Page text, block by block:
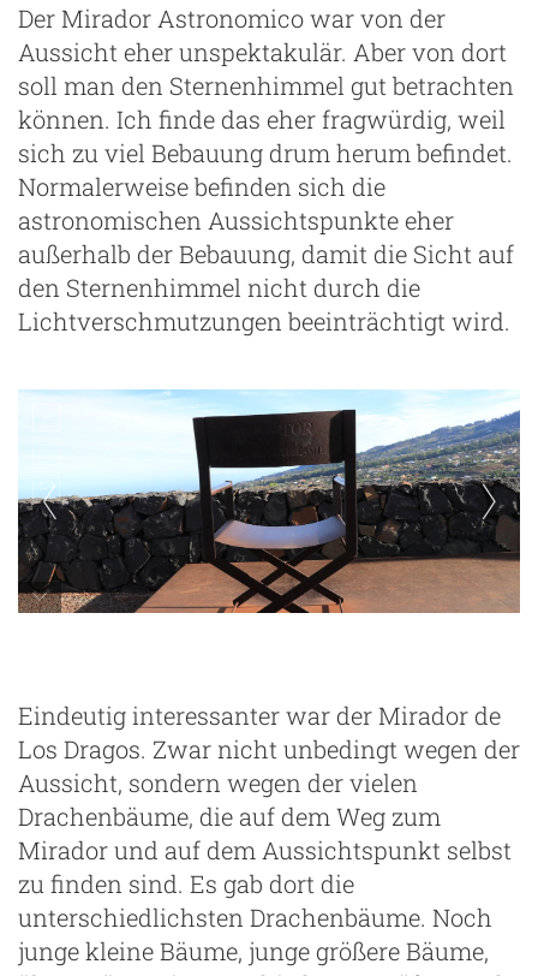
Der Mirador Astronomico war von der
Aussicht eher unspektakulär. Aber von dort
soll man den Sternenhimmel gut betrachten
können. Ich finde das eher fragwürdig, weil
sich zu viel Bebauung drum herum befindet.
Normalerweise befinden sich die
astronomischen Aussichtspunkte eher
außerhalb der Bebauung, damit die Sicht auf
den Sternenhimmel nicht durch die
Lichtverschmutzungen beeinträchtigt wird.
Eindeutig interessanter war der Mirador de
Los Dragos. Zwar nicht unbedingt wegen der
Aussicht, sondern wegen der vielen
Drachenbäume, die auf dem Weg zum
Mirador und auf dem Aussichtspunkt selbst
zu finden sind. Es gab dort die
unterschiedlichsten Drachenbäume. Noch
junge kleine Bäume, junge größere Bäume,